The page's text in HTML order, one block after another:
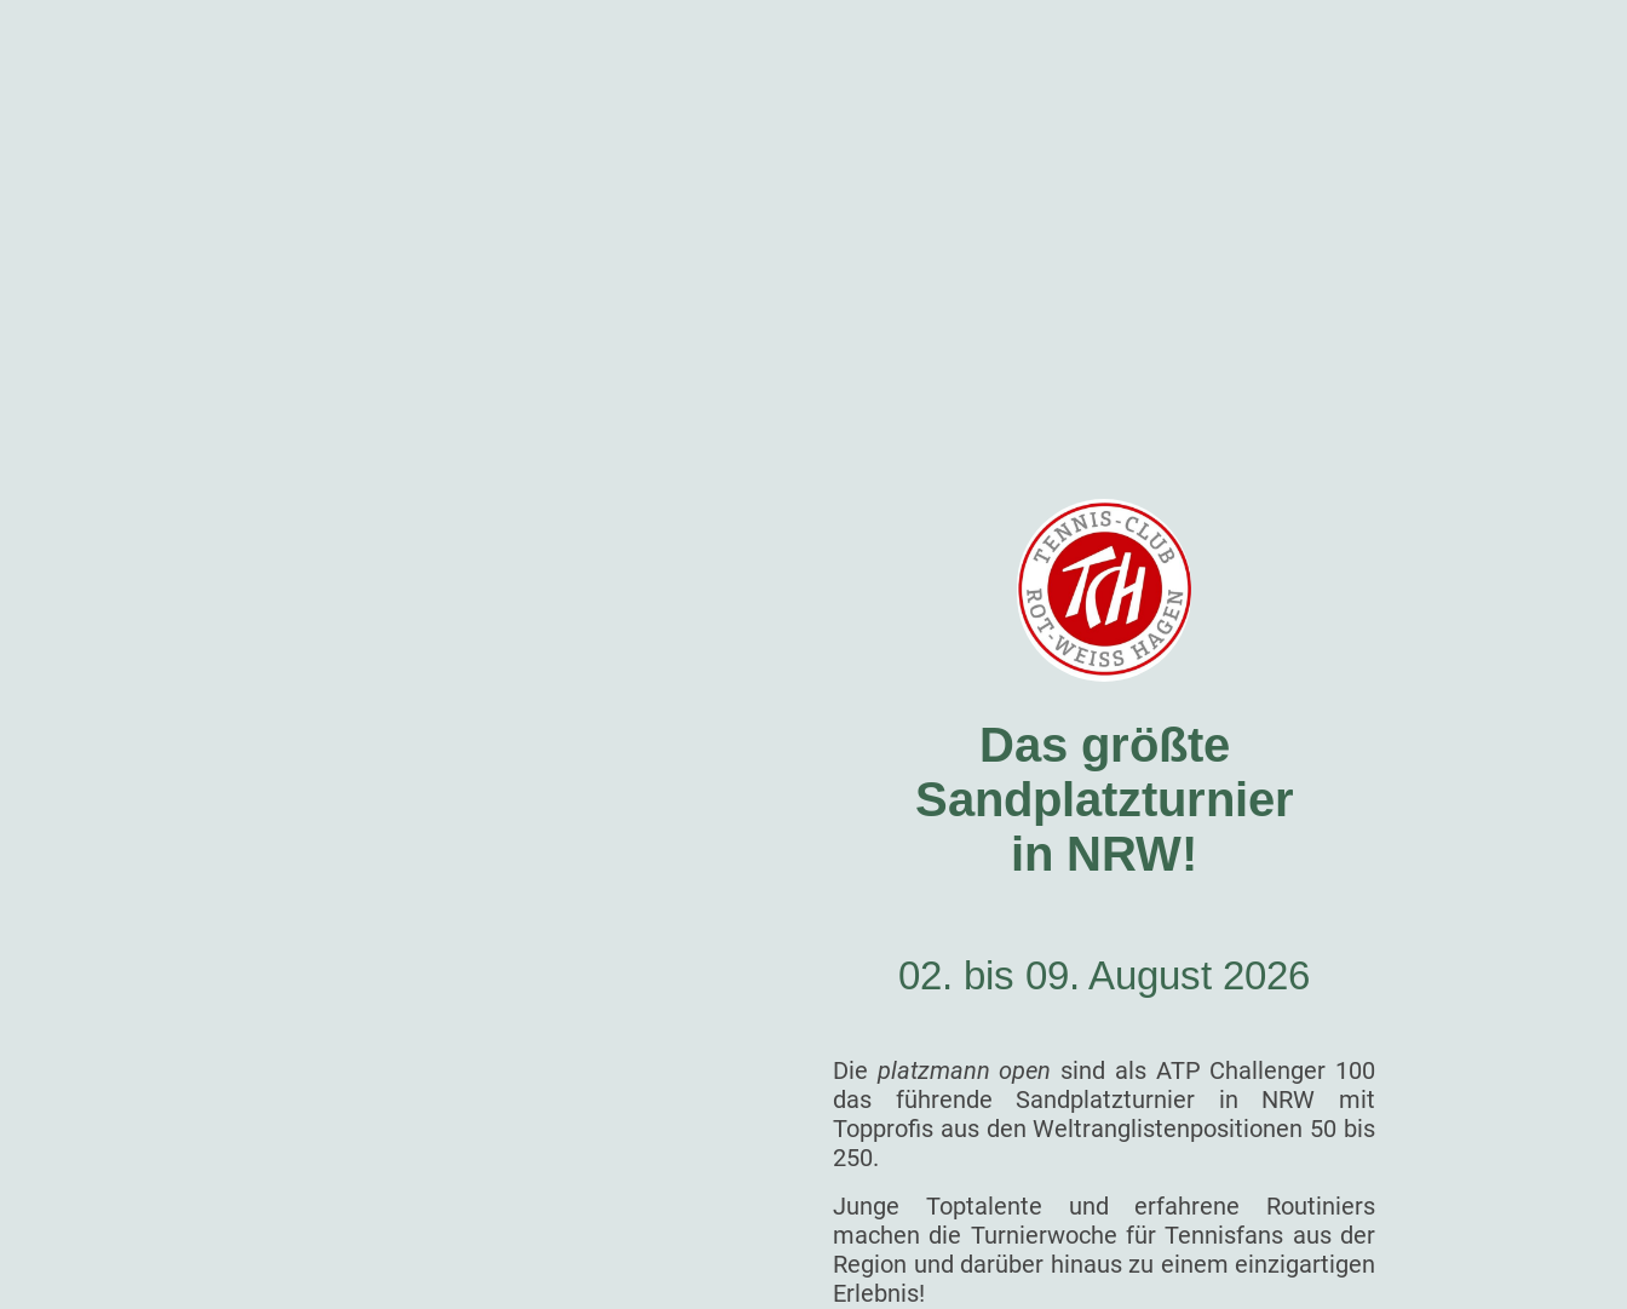
Das größte
Sandplatzturnier
in NRW!
02. bis 09. August 2026
Die platzmann open sind als ATP Challenger 100
das führende Sandplatzturnier in NRW mit
Topprofis aus den Weltranglistenpositionen 50 bis
250.
Junge Toptalente und erfahrene Routiniers
machen die Turnierwoche für Tennisfans aus der
Region und darüber hinaus zu einem einzigartigen
Erlebnis!